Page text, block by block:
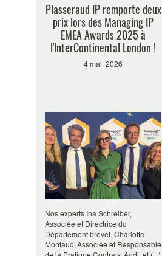
Plasseraud IP remporte deux
prix lors des Managing IP
EMEA Awards 2025 à
l'InterContinental London !
4 mai, 2026
Nos experts Ina Schreiber,
Associée et Directrice du
Département brevet, Charlotte
Montaud, Associée et Responsable